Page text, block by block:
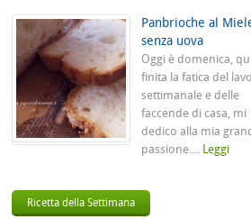
Panbrioche al
senza uova
Oggi è domenica,
finita la fatica del
settimanale e delle
faccende di casa, mi
dedico alla mia
passione.... Leggi
Ricetta della Settimana